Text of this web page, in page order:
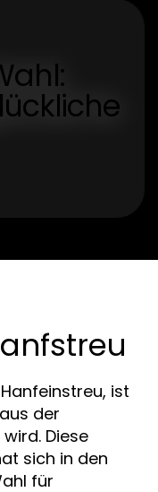
ist
der
Diese
sich in den
für